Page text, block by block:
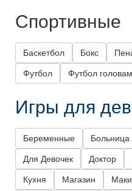
Спортивные
Баскетбол Бокс
Футбол Футбол
Игры для
Беременные Больница
Для Девочек Доктор
Кухня Магазин